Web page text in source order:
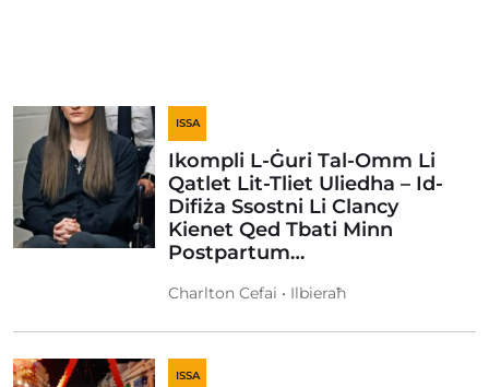
ISSA
Ikompli L-Ġuri Tal-Omm Li
Qatlet Lit-Tliet Uliedha – Id-
Difiża Ssostni Li Clancy
Kienet Qed Tbati Minn
Postpartum…
Charlton Cefai • Ilbieraħ
ISSA